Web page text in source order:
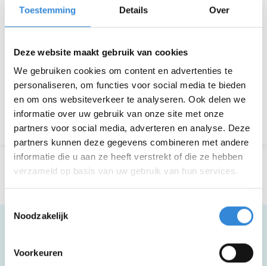
Toestemming Details Over
Deze website maakt gebruik van cookies
We gebruiken cookies om content en advertenties te
personaliseren, om functies voor social media te bieden
en om ons websiteverkeer te analyseren. Ook delen we
informatie over uw gebruik van onze site met onze
partners voor social media, adverteren en analyse. Deze
partners kunnen deze gegevens combineren met andere
informatie die u aan ze heeft verstrekt of die ze hebben
verzameld op basis van uw gebruik van hun services.
Noodzakelijk
Voorkeuren
Deelnemers
8 van 8
Aanmelden is niet meer mogelijk.
Terug naar het overzicht
Meer informatie